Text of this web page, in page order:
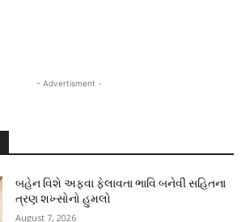
- Advertisment -
બહેન વિશે અફવા ફેલાવતા ભાવિ બનેવી સહિતના
ત્રણ શખ્સોનો હુમલો
August 7, 2026